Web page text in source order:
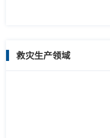
救灾生产领域